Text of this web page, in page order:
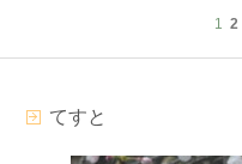
1 2
てすと